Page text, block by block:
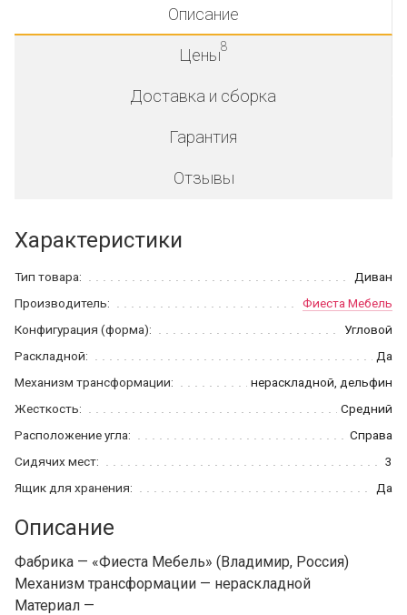
Описание
Цены8
Доставка и сборка
Гарантия
Отзывы
Характеристики
Тип товара:
Диван
Производитель:
Фиеста Мебель
Конфигурация (форма):
Угловой
Раскладной:
Да
Механизм трансформации:
нераскладной, дельфин
Жесткость:
Средний
Расположение угла:
Справа
Сидячих мест:
3
Ящик для хранения:
Да
Описание
Фабрика — «Фиеста Мебель» (Владимир, Россия)
Механизм трансформации — нераскладной
Материал —